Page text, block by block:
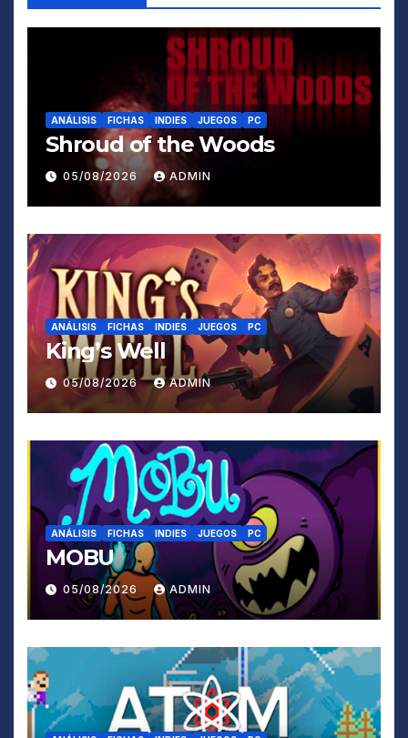
ANÁLISIS FICHAS INDIES JUEGOS PC
Shroud of the Woods
05/08/2026 ADMIN
ANÁLISIS FICHAS INDIES JUEGOS PC
King’s Well
05/08/2026 ADMIN
ANÁLISIS FICHAS INDIES JUEGOS PC
MOBU
05/08/2026 ADMIN